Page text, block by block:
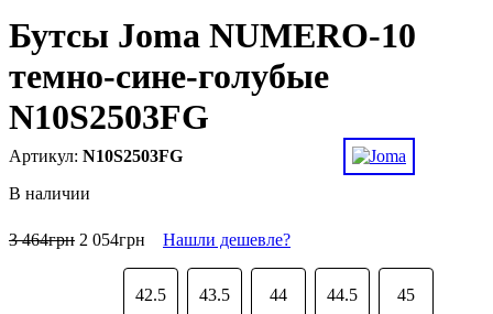
Бутсы Joma NUMERO-10
темно-сине-голубые
N10S2503FG
N10S2503FG
В наличии
3 464грн 2 054грн Нашли дешевле?
42.5 43.5 44 44.5 45